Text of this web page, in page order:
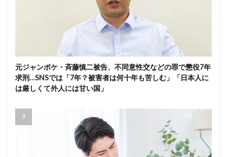
元ジャンポケ・斉藤慎二被告、不同意性交などの罪で懲役7年
求刑…SNSでは「7年？被害者は何十年も苦しむ」「日本人に
は厳しくて外人には甘い国」